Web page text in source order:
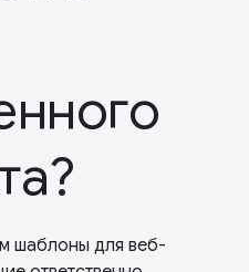
шаблоны для веб-